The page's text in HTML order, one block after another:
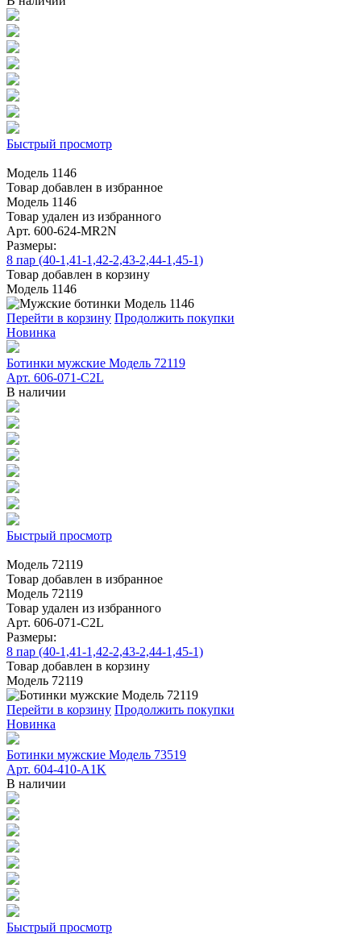
Быстрый просмотр
Модель 1146
Товар добавлен в избранное
Модель 1146
Товар удален из избранного
Арт. 600-624-MR2N
Размеры:
8 пар (40-1,41-1,42-2,43-2,44-1,45-1)
Товар добавлен в корзину
Модель 1146
Перейти в корзину Продолжить покупки
Новинка
Ботинки мужские Модель 72119
Арт. 606-071-C2L
В наличии
Быстрый просмотр
Модель 72119
Товар добавлен в избранное
Модель 72119
Товар удален из избранного
Арт. 606-071-C2L
Размеры:
8 пар (40-1,41-1,42-2,43-2,44-1,45-1)
Товар добавлен в корзину
Модель 72119
Перейти в корзину Продолжить покупки
Новинка
Ботинки мужские Модель 73519
Арт. 604-410-A1K
В наличии
Быстрый просмотр